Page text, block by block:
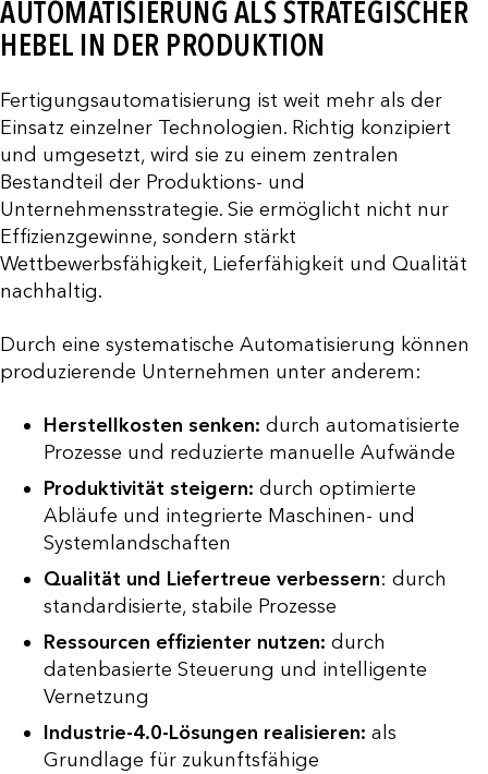
AUTOMATISIERUNG ALS STRATEGISCHER
HEBEL IN DER PRODUKTION
Fertigungsautomatisierung ist weit mehr als der
Einsatz einzelner Technologien. Richtig konzipiert
und umgesetzt, wird sie zu einem zentralen
Bestandteil der Produktions- und
Unternehmensstrategie. Sie ermöglicht nicht nur
Effizienzgewinne, sondern stärkt
Wettbewerbsfähigkeit, Lieferfähigkeit und Qualität
nachhaltig.
Durch eine systematische Automatisierung können
produzierende Unternehmen unter anderem:
Herstellkosten senken: durch automatisierte
Prozesse und reduzierte manuelle Aufwände
Produktivität steigern: durch optimierte
Abläufe und integrierte Maschinen- und
Systemlandschaften
Qualität und Liefertreue verbessern: durch
standardisierte, stabile Prozesse
Ressourcen effizienter nutzen: durch
datenbasierte Steuerung und intelligente
Vernetzung
Industrie-4.0-Lösungen realisieren: als
Grundlage für zukunftsfähige